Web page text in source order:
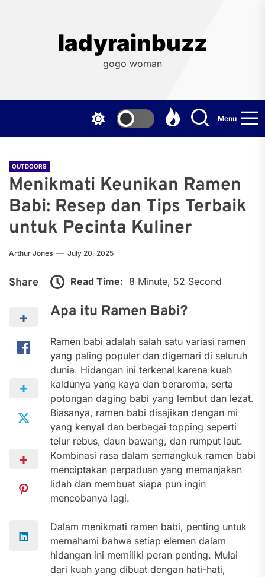
ladyrainbuzz
gogo woman
Menu
OUTDOORS
Menikmati Keunikan Ramen
Babi: Resep dan Tips Terbaik
untuk Pecinta Kuliner
Arthur Jones July 20, 2025
Share Read Time: 8 Minute, 52 Second
Apa itu Ramen Babi?
Ramen babi adalah salah satu variasi ramen
yang paling populer dan digemari di seluruh
dunia. Hidangan ini terkenal karena kuah
kaldunya yang kaya dan beraroma, serta
potongan daging babi yang lembut dan lezat.
Biasanya, ramen babi disajikan dengan mi
yang kenyal dan berbagai topping seperti
telur rebus, daun bawang, dan rumput laut.
Kombinasi rasa dalam semangkuk ramen babi
menciptakan perpaduan yang memanjakan
lidah dan membuat siapa pun ingin
mencobanya lagi.
Dalam menikmati ramen babi, penting untuk
memahami bahwa setiap elemen dalam
hidangan ini memiliki peran penting. Mulai
dari kuah yang dibuat dengan hati-hati,